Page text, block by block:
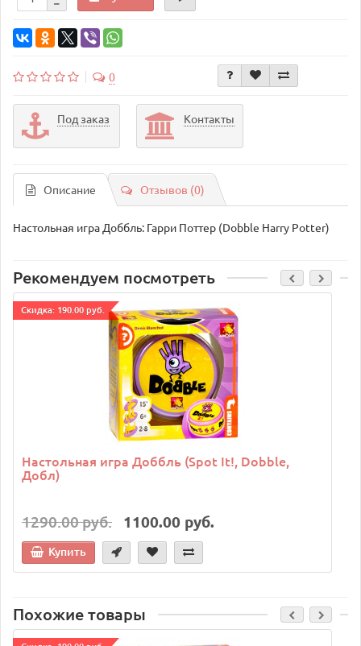
0
Под заказ Контакты
Описание Отзывов (0)
Настольная игра Доббль: Гарри Поттер (Dobble Harry Potter)
Рекомендуем посмотреть
Cкидка: 190.00 руб.
Настольная игра Доббль (Spot It!, Dobble,
Добл)
1290.00 руб. 1100.00 руб.
Купить
Похожие товары